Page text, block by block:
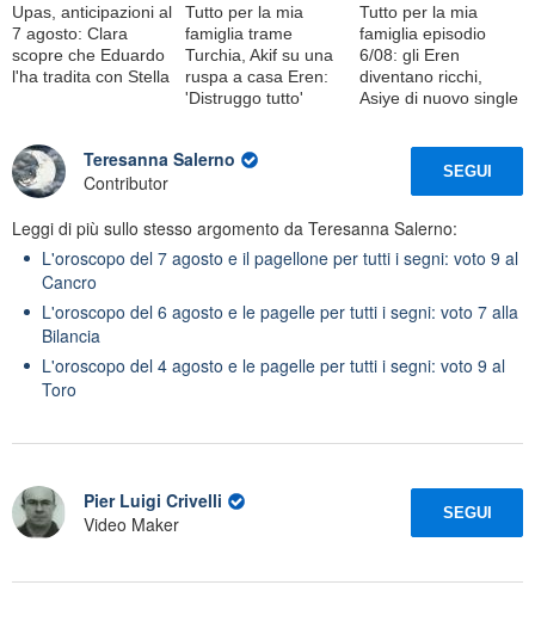
Upas, anticipazioni al
7 agosto: Clara
scopre che Eduardo
l'ha tradita con Stella
Tutto per la mia
famiglia trame
Turchia, Akif su una
ruspa a casa Eren:
'Distruggo tutto'
Tutto per la mia
famiglia episodio
6/08: gli Eren
diventano ricchi,
Asiye di nuovo single
Teresanna Salerno
Contributor
SEGUI
Leggi di più sullo stesso argomento da Teresanna Salerno:
L'oroscopo del 7 agosto e il pagellone per tutti i segni: voto 9 al
Cancro
L'oroscopo del 6 agosto e le pagelle per tutti i segni: voto 7 alla
Bilancia
L'oroscopo del 4 agosto e le pagelle per tutti i segni: voto 9 al
Toro
Pier Luigi Crivelli
Video Maker
SEGUI